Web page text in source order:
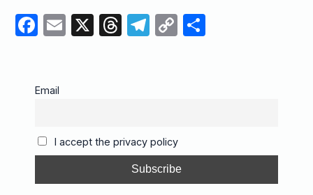
F
e
o
o
k
E X T
s
T
m
C
n
k
S
Email
I accept the privacy policy